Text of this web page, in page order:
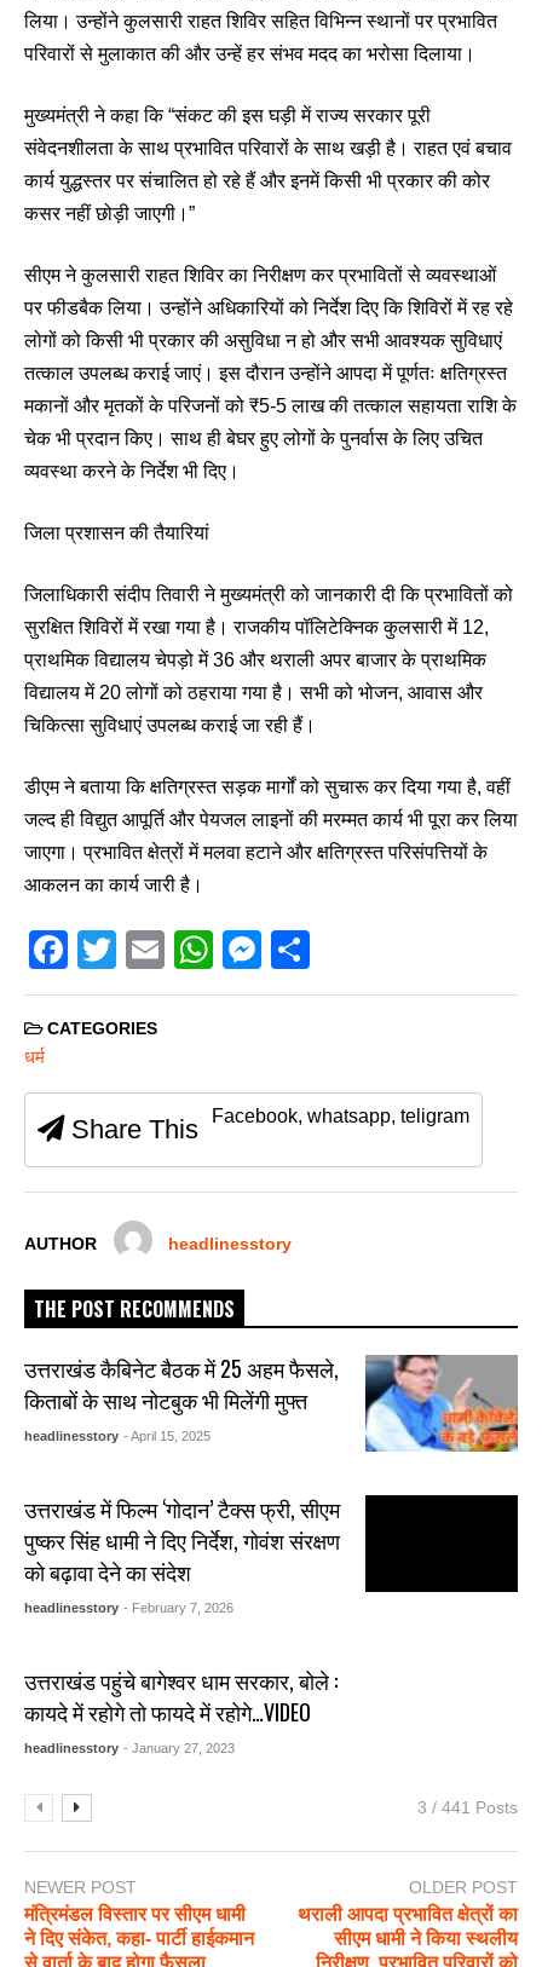
लिया। उन्होंने कुलसारी राहत शिविर सहित विभिन्न स्थानों पर प्रभावित
परिवारों से मुलाकात की और उन्हें हर संभव मदद का भरोसा दिलाया।
मुख्यमंत्री ने कहा कि “संकट की इस घड़ी में राज्य सरकार पूरी
संवेदनशीलता के साथ प्रभावित परिवारों के साथ खड़ी है। राहत एवं बचाव
कार्य युद्धस्तर पर संचालित हो रहे हैं और इनमें किसी भी प्रकार की कोर
कसर नहीं छोड़ी जाएगी।”
सीएम ने कुलसारी राहत शिविर का निरीक्षण कर प्रभावितों से व्यवस्थाओं
पर फीडबैक लिया। उन्होंने अधिकारियों को निर्देश दिए कि शिविरों में रह रहे
लोगों को किसी भी प्रकार की असुविधा न हो और सभी आवश्यक सुविधाएं
तत्काल उपलब्ध कराई जाएं। इस दौरान उन्होंने आपदा में पूर्णतः क्षतिग्रस्त
मकानों और मृतकों के परिजनों को ₹5-5 लाख की तत्काल सहायता राशि के
चेक भी प्रदान किए। साथ ही बेघर हुए लोगों के पुनर्वास के लिए उचित
व्यवस्था करने के निर्देश भी दिए।
जिला प्रशासन की तैयारियां
जिलाधिकारी संदीप तिवारी ने मुख्यमंत्री को जानकारी दी कि प्रभावितों को
सुरक्षित शिविरों में रखा गया है। राजकीय पॉलिटेक्निक कुलसारी में 12,
प्राथमिक विद्यालय चेपड़ो में 36 और थराली अपर बाजार के प्राथमिक
विद्यालय में 20 लोगों को ठहराया गया है। सभी को भोजन, आवास और
चिकित्सा सुविधाएं उपलब्ध कराई जा रही हैं।
डीएम ने बताया कि क्षतिग्रस्त सड़क मार्गों को सुचारू कर दिया गया है, वहीं
जल्द ही विद्युत आपूर्ति और पेयजल लाइनों की मरम्मत कार्य भी पूरा कर लिया
जाएगा। प्रभावित क्षेत्रों में मलवा हटाने और क्षतिग्रस्त परिसंपत्तियों के
आकलन का कार्य जारी है।
F
a
c
b
o
o
T
wi
tt
E
m
W
h
A
p
M
e
n
er
h
CATEGORIES
धर्म
Share This Facebook, whatsapp, teligram
AUTHOR headlinesstory
THE POST RECOMMENDS
उत्तराखंड कैबिनेट बैठक में 25 अहम फैसले,
किताबों के साथ नोटबुक भी मिलेंगी मुफ्त
headlinesstory - April 15, 2025
उत्तराखंड में फिल्म ‘गोदान’ टैक्स फ्री, सीएम
पुष्कर सिंह धामी ने दिए निर्देश, गोवंश संरक्षण
को बढ़ावा देने का संदेश
headlinesstory - February 7, 2026
उत्तराखंड पहुंचे बागेश्वर धाम सरकार, बोले :
कायदे में रहोगे तो फायदे में रहोगे…VIDEO
headlinesstory - January 27, 2023
3 / 441 Posts
NEWER POST
मंत्रिमंडल विस्तार पर सीएम धामी
ने दिए संकेत, कहा- पार्टी हाईकमान
से वार्ता के बाद होगा फैसला
OLDER POST
थराली आपदा प्रभावित क्षेत्रों का
सीएम धामी ने किया स्थलीय
निरीक्षण, प्रभावित परिवारों को